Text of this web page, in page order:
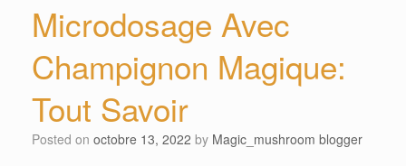
Microdosage Avec
Champignon Magique:
Tout Savoir
Posted on octobre 13, 2022 by Magic_mushroom blogger